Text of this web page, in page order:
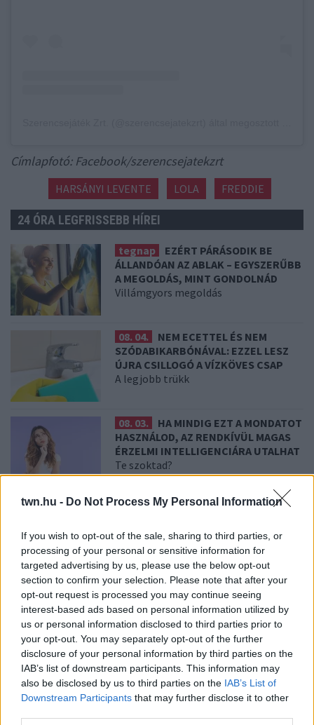
twn.hu - Do Not Process My Personal Information
If you wish to opt-out of the sale, sharing to third parties, or
processing of your personal or sensitive information for
targeted advertising by us, please use the below opt-out
section to confirm your selection. Please note that after your
opt-out request is processed you may continue seeing
interest-based ads based on personal information utilized by
us or personal information disclosed to third parties prior to
your opt-out. You may separately opt-out of the further
disclosure of your personal information by third parties on the
IAB’s list of downstream participants. This information may
also be disclosed by us to third parties on the IAB’s List of
Downstream Participants that may further disclose it to other
Címlapfotó: Facebook/szerencsejatekzrt
HARSÁNYI LEVENTE LOLA FREDDIE
24 ÓRA LEGFRISSEBB HÍREI
tegnap
EZÉRT PÁRÁSODIK BE
ÁLLANDÓAN AZ ABLAK – EGYSZERŰBB
A MEGOLDÁS, MINT GONDOLNÁD
Villámgyors megoldás
08. 04.
NEM ECETTEL ÉS NEM
SZÓDABIKARBÓNÁVAL: EZZEL LESZ
ÚJRA CSILLOGÓ A VÍZKÖVES CSAP
A legjobb trükk
08. 03.
HA MINDIG EZT A MONDATOT
HASZNÁLOD, AZ RENDKÍVÜL MAGAS
ÉRZELMI INTELLIGENCIÁRA UTALHAT
Te szoktad?
08. 02.
SOKAN ROSSZUL TÁROLJÁK
CSÖKKENHET A HATÁSUK
Érdemes odafigyelni rá
08. 01.
EGYRE TÖBB FIATALNÁL JELENTKEZIK EZ A
VITAMINHIÁNY – ILYEN JELEKRE FIGYELJ
Erre figyelj!
07. 31.
NEM A CITROMSAV, AZ ECET VAGY A
SZÓDABIKARBÓNA A LEGERŐSEBB: EZT HASZNÁLJÁK A
SZÁLLODÁKBAN A VÍZKŐ ELLEN
Ez a szer tényleg eltünteti a vízkövet